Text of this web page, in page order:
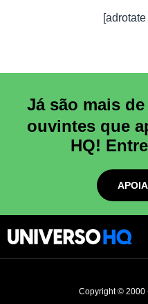
Já são mais de
ouvintes que
HQ!
Copyright © 2000